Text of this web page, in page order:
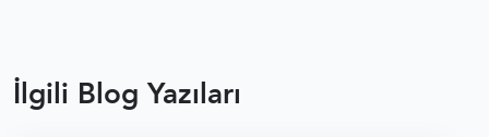
İlgili Blog Yazıları